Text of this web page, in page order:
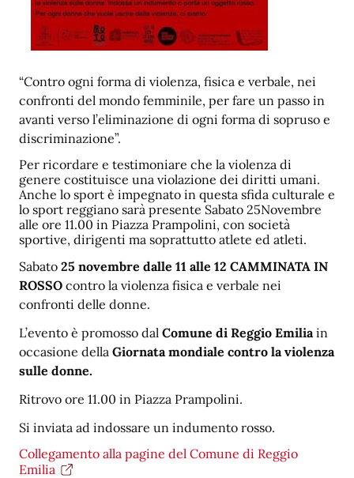
“Contro ogni forma di violenza, fisica e verbale, nei
confronti del mondo femminile, per fare un passo in
avanti verso l’eliminazione di ogni forma di sopruso e
discriminazione”.
Per ricordare e testimoniare che la violenza di
genere costituisce una violazione dei diritti umani.
Anche lo sport è impegnato in questa sfida culturale e
lo sport reggiano sarà presente Sabato 25Novembre
alle ore 11.00 in Piazza Prampolini, con società
sportive, dirigenti ma soprattutto atlete ed atleti.
Sabato 25 novembre dalle 11 alle 12 CAMMINATA IN
ROSSO contro la violenza fisica e verbale nei
confronti delle donne.
L’evento è promosso dal Comune di Reggio Emiliain
occasione della Giornata mondiale contro la violenza
sulle donne.
Ritrovo ore 11.00 in Piazza Prampolini.
Si inviata ad indossare un indumento rosso.
Collegamento alla pagine del Comune di Reggio
Emilia